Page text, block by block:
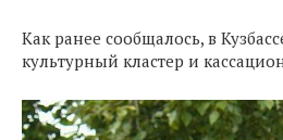
Как ранее сообщалось, в
культурный кластер и